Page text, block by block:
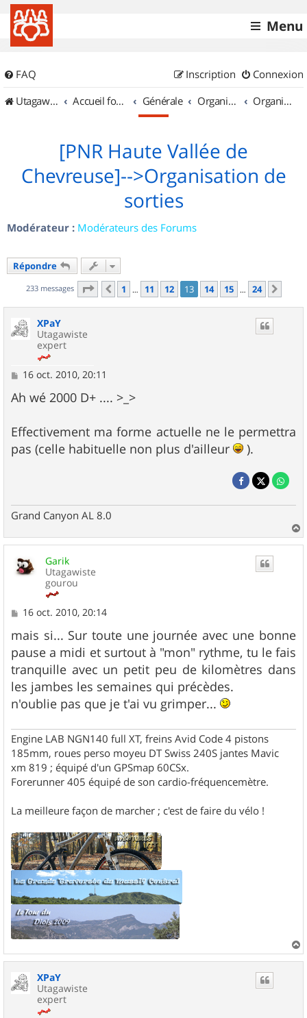
Menu
FAQ Connexion
Inscription
UtagawaVTT (Randos VTT et VTTAE avec traces GPS)
Accueil forum Générale Organisation de sorties & Recherche de partenaires Organisation de sorties en région Île de France
[PNR Haute Vallée de
Chevreuse]-->Organisation de
sorties
Modérateur : Modérateurs des Forums
Répondre
233 messages Page 13 sur24
Précédent
1 … 11 12 13 14 15 … 24
XPaY
Utagawiste
expert
M
s
s
g
e
16 oct. 2010, 20:11
Ah wé 2000 D+ .... >_>
Effectivement ma forme actuelle ne le permettra
pas (celle habituelle non plus d'ailleur
).
Grand Canyon AL 8.0
a
u
Garik
Utagawiste
gourou
M
s
s
a
g
e
16 oct. 2010, 20:14
mais si... Sur toute une journée avec une bonne
pause a midi et surtout à "mon" rythme, tu le fais
tranquille avec un petit peu de kilomètres dans
les jambes les semaines qui précèdes.
n'oublie pas que je t'ai vu grimper...
Engine LAB NGN140 full XT, freins Avid Code 4 pistons
185mm, roues perso moyeu DT Swiss 240S jantes Mavic
xm 819 ; équipé d'un GPSmap 60CSx.
Forerunner 405 équipé de son cardio-fréquencemètre.
La meilleure façon de marcher ; c'est de faire du vélo !
a
XPaY
Utagawiste
expert